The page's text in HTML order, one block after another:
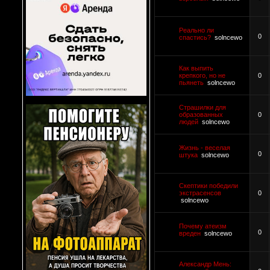
Реально ли
спастись? solncewo 0
Как выпить
крепкого, но не
пьянеть solncewo
0
Страшилки для
образованных
людей solncewo
0
Жизнь - веселая
штука solncewo 0
Скептики победили
экстрасенсов
solncewo
0
Почему атеизм
вреден solncewo 0
Александр Мень: